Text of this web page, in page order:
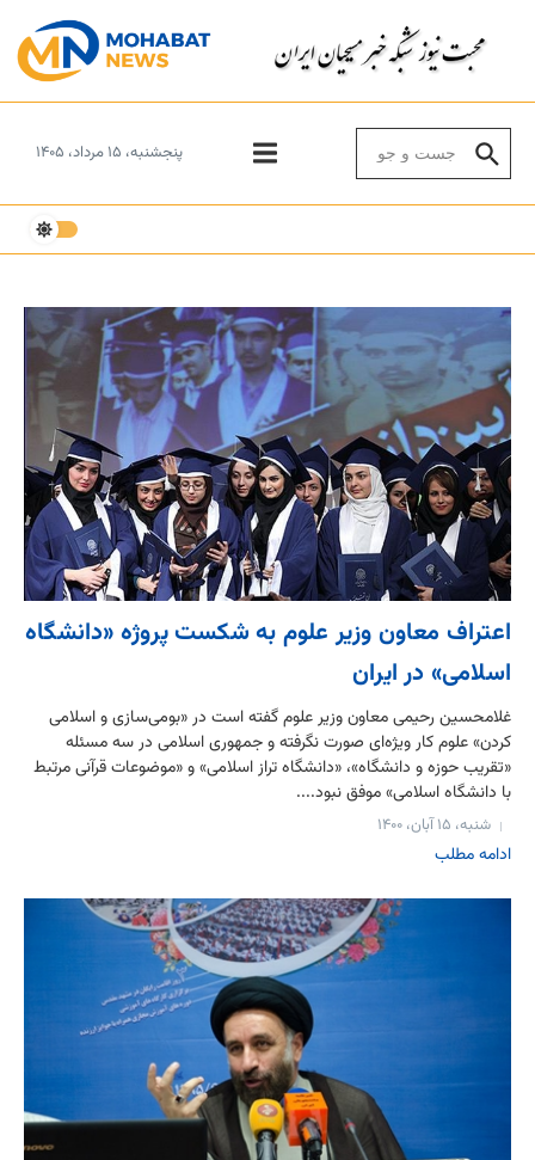
پنجشنبه، ۱۵ مرداد، ۱۴۰۵
اعتراف معاون وزیر علوم به شکست پروژه «دانشگاه
اسلامی» در ایران
غلامحسین رحیمی معاون وزیر علوم گفته است در «بومی‌سازی و اسلامی
کردن» علوم کار ویژه‌ای صورت نگرفته و جمهوری اسلامی در سه مسئله
«تقریب حوزه و دانشگاه»، «دانشگاه تراز اسلامی» و «موضوعات قرآنی مرتبط
با دانشگاه اسلامی» موفق نبود....
شنبه، ۱۵ آبان، ۱۴۰۰
ادامه مطلب